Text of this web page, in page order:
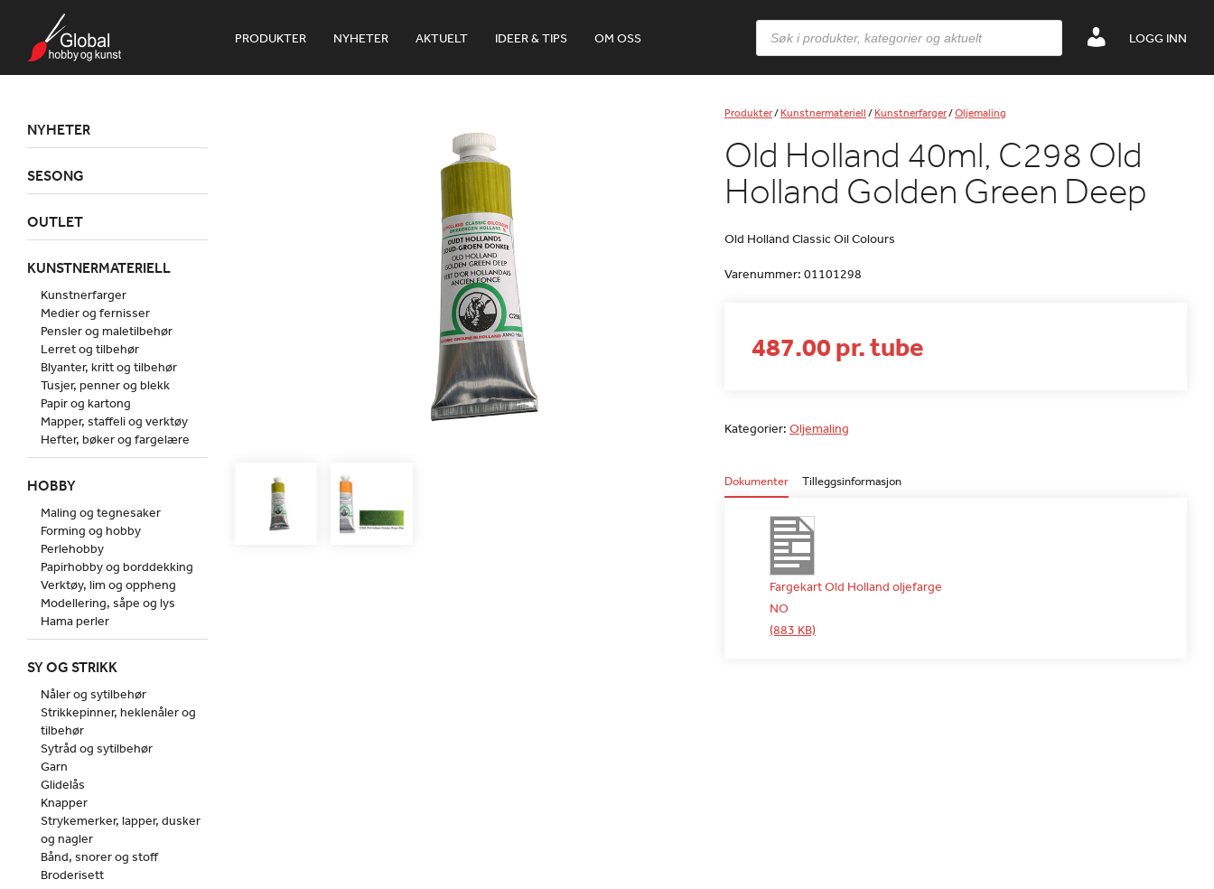
PRODUKTER NYHETER AKTUELT IDEER & TIPS OM OSS LOGG INN
Products
search
Produkter/Kunstnermateriell/Kunstnerfarger/Oljemaling
Old Holland 40ml, C298 Old
Holland Golden Green Deep
Old Holland Classic Oil Colours
Varenummer: 01101298
487.00 pr. tube
Kategorier: Oljemaling
Dokumenter Tilleggsinformasjon
Fargekart Old Holland oljefarge
NO
(883 KB)
NYHETER
SESONG
OUTLET
KUNSTNERMATERIELL
Kunstnerfarger
Medier og fernisser
Pensler og maletilbehør
Lerret og tilbehør
Blyanter, kritt og tilbehør
Tusjer, penner og blekk
Papir og kartong
Mapper, staffeli og verktøy
Hefter, bøker og fargelære
HOBBY
Maling og tegnesaker
Forming og hobby
Perlehobby
Papirhobby og borddekking
Verktøy, lim og oppheng
Modellering, såpe og lys
Hama perler
SY OG STRIKK
Nåler og sytilbehør
Strikkepinner, heklenåler og
tilbehør
Sytråd og sytilbehør
Garn
Glidelås
Knapper
Strykemerker, lapper, dusker
og nagler
Bånd, snorer og stoff
Broderisett